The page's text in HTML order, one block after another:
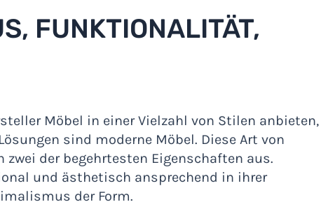
FUNKTIONALITÄT,
Möbel in einer Vielzahl von Stilen anbieten,
sind moderne Möbel. Diese Art von
der begehrtesten Eigenschaften aus.
und ästhetisch ansprechend in ihrer
der Form.